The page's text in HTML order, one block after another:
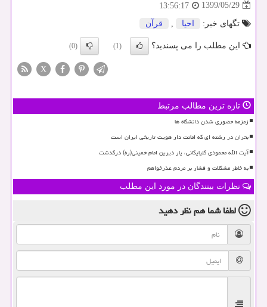
1399/05/29
13:56:17
تگهای خبر:
احیا , قرآن
این مطلب را می پسندید؟ (1)
(0)
X
تازه ترین مطالب مرتبط
زمزمه حضوری شدن دانشگاه ها
بحران در رشته ای که امانت دار هویت تاریخی ایران است
آیت الله محمودی گلپایگانی، یار دیرین امام خمینی(ره) درگذشت
به خاطر مشکلات و فشار بر مردم عذرخواهم
نظرات بینندگان در مورد این مطلب
لطفا شما همنظر دهید